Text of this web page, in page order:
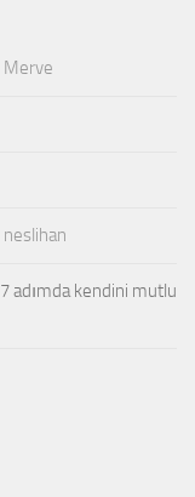
Merve
neslihan
7 adımda kendini mutlu